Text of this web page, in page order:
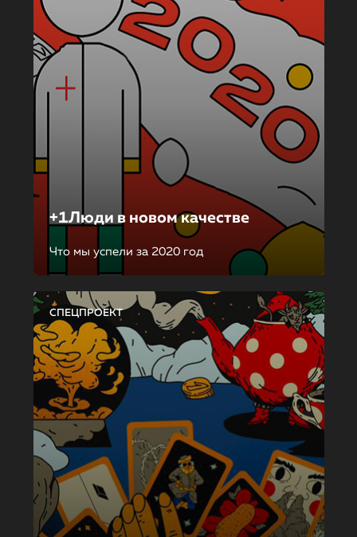
+1Люди в новом качестве
Что мы успели за 2020 год
СПЕЦПРОЕКТ